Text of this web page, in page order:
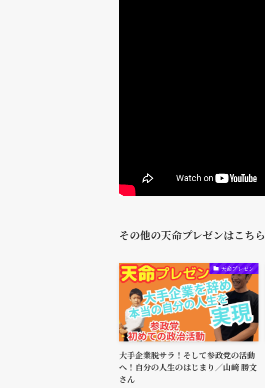
その他の天命プレゼンはこちら
天命プレゼン
大手企業脱サラ！そして参政党の活動
へ！自分の人生のはじまり／山﨑 勝文
さん